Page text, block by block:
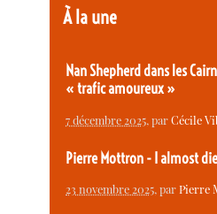
À la une
Nan Shepherd dans les
« trafic amoureux »
7 décembre 2025, parCécile
Pierre Mottron - I almost
23 novembre 2025, parPierre